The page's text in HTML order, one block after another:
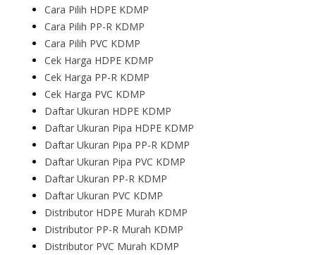
Cara Pilih HDPE KDMP
Cara Pilih PP-R KDMP
Cara Pilih PVC KDMP
Cek Harga HDPE KDMP
Cek Harga PP-R KDMP
Cek Harga PVC KDMP
Daftar Ukuran HDPE KDMP
Daftar Ukuran Pipa HDPE KDMP
Daftar Ukuran Pipa PP-R KDMP
Daftar Ukuran Pipa PVC KDMP
Daftar Ukuran PP-R KDMP
Daftar Ukuran PVC KDMP
Distributor HDPE Murah KDMP
Distributor PP-R Murah KDMP
Distributor PVC Murah KDMP